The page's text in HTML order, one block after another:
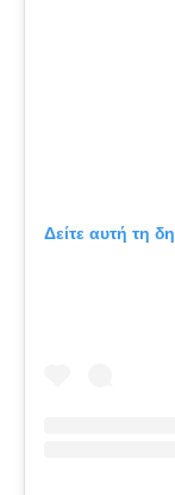
Δείτε αυτή τη